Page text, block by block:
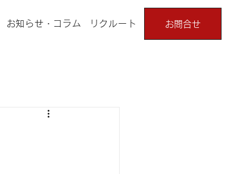
お知らせ・コラム リクルート お問合せ